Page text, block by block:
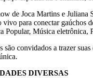
de Joca Martins e
para conectar gaúchos
Popular, Música eletrônica,
são convidados a trazer
DIVERSAS